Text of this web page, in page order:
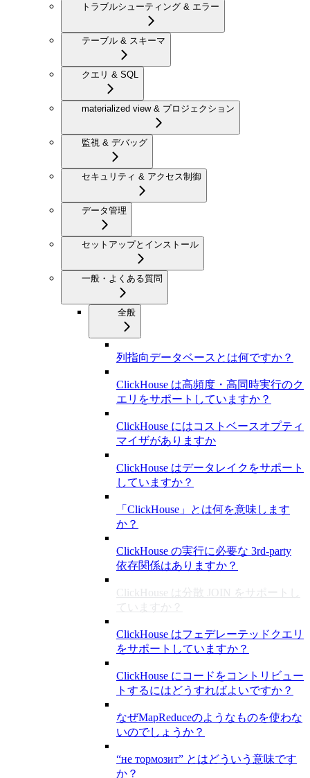
トラブルシューティング & エラー
テーブル & スキーマ
クエリ & SQL
materialized view & プロジェクション
監視 & デバッグ
セキュリティ & アクセス制御
データ管理
セットアップとインストール
一般・よくある質問
全般
列指向データベースとは何ですか？
ClickHouse は高頻度・高同時実行のク
エリをサポートしていますか？
ClickHouse にはコストベースオプティ
マイザがありますか
ClickHouse はデータレイクをサポート
していますか？
「ClickHouse」とは何を意味します
か？
ClickHouse の実行に必要な 3rd-party
依存関係はありますか？
ClickHouse は分散 JOIN をサポートし
ていますか？
ClickHouse はフェデレーテッドクエリ
をサポートしていますか？
ClickHouse にコードをコントリビュー
トするにはどうすればよいですか？
なぜMapReduceのようなものを使わな
いのでしょうか？
“не тормозит” とはどういう意味です
か？